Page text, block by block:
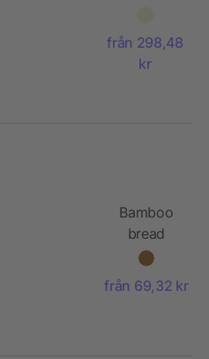
skärbräda i
trä och
kniv
från 298,48
kr
Bamboo
bread
cutting
Werner
från 69,32 kr